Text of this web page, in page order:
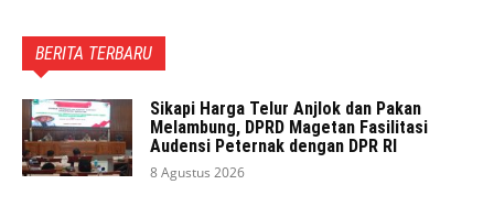
BERITA TERBARU
Sikapi Harga Telur Anjlok dan Pakan
Melambung, DPRD Magetan Fasilitasi
Audensi Peternak dengan DPR RI
8 Agustus 2026